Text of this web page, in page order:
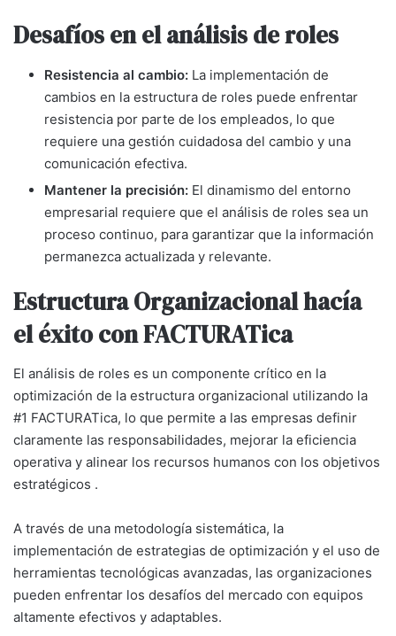
Desafíos en el análisis de roles
Resistencia al cambio: La implementación de
cambios en la estructura de roles puede enfrentar
resistencia por parte de los empleados, lo que
requiere una gestión cuidadosa del cambio y una
comunicación efectiva.
Mantener la precisión: El dinamismo del entorno
empresarial requiere que el análisis de roles sea un
proceso continuo, para garantizar que la información
permanezca actualizada y relevante.
Estructura Organizacional hacía
el éxito con FACTURATica
El análisis de roles es un componente crítico en la
optimización de la estructura organizacional utilizando la
#1 FACTURATica, lo que permite a las empresas definir
claramente las responsabilidades, mejorar la eficiencia
operativa y alinear los recursos humanos con los objetivos
estratégicos .
A través de una metodología sistemática, la
implementación de estrategias de optimización y el uso de
herramientas tecnológicas avanzadas, las organizaciones
pueden enfrentar los desafíos del mercado con equipos
altamente efectivos y adaptables.